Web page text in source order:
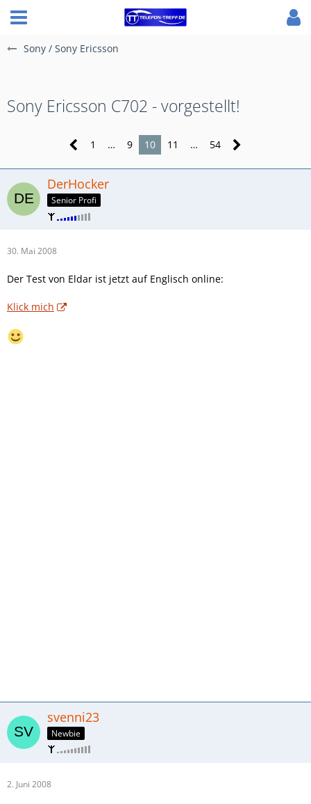
Sony / Sony Ericsson
Sony Ericsson C702 - vorgestellt!
1 … 9 10 11 … 54
DerHocker
Senior Profi
30. Mai 2008
Der Test von Eldar ist jetzt auf Englisch online:
Klick mich
svenni23
Newbie
2. Juni 2008